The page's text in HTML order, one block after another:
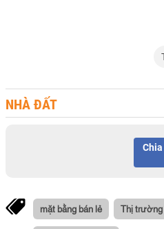
NHÀ ĐẤT
Chia
mặt bằng bán lẻ Thị trường